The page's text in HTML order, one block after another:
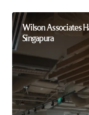
Wilson Associates
Singapura